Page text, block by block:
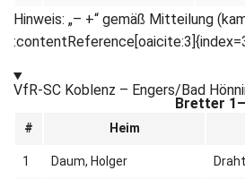
Hinweis: „– +“ gemäß Mitteilung
VfR-SC Koblenz – Engers/Bad
Bretter
# Heim
1 Daum, Holger